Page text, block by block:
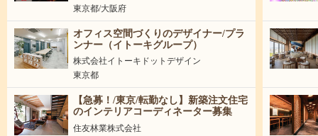
東京都/大阪府
オフィス空間づくりのデザイナー/プラ
ンナー（イトーキグループ）
株式会社イトーキドットデザイン
東京都
【急募！/東京/転勤なし】新築注文住宅
のインテリアコーディネーター募集
住友林業株式会社